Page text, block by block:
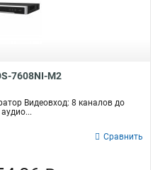
7608NI-M2
Видеовход: 8 каналов до
Сравнить